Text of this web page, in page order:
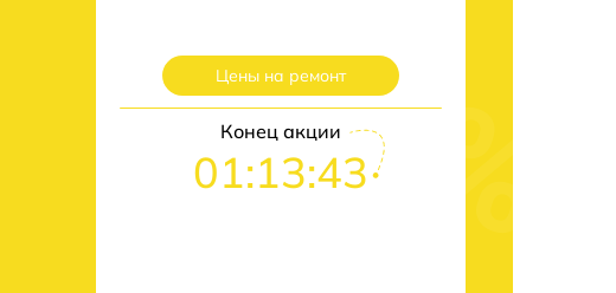
Цены на ремонт
Конец акции
01:13:42